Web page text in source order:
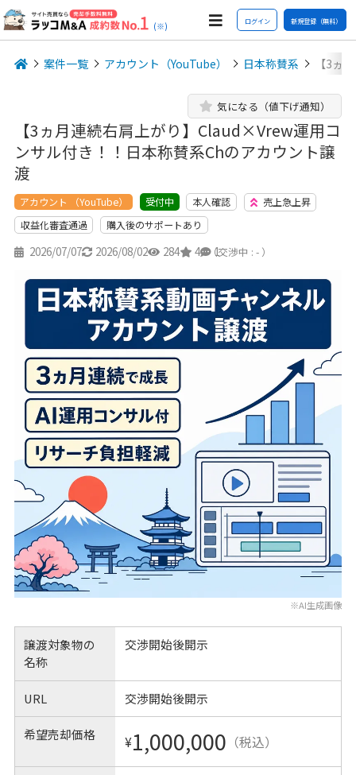
(※) ログイン 新規登録（無料）
案件一覧 アカウント（YouTube） 日本称賛系 【3ヵ
【3ヵ月連続右肩上がり】Claud×Vrew運用コ
ンサル付き！！日本称賛系Chのアカウント譲
渡
気になる（値下げ通知）
アカウント （YouTube） 受付中 本人確認
売上急上昇
収益化審査通過
購入後のサポートあり
2026/07/07 2026/08/02 284 4 1
（交渉中 : - ）
※AI生成画像
譲渡対象物の
名称
交渉開始後開示
URL 交渉開始後開示
希望売却価格 ¥1,000,000 （税込）